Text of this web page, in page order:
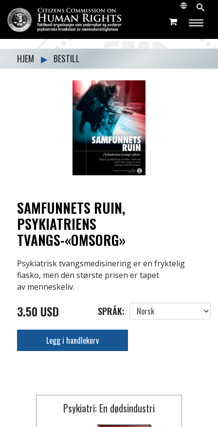
HJEM ▶ BESTILL
SAMFUNNETS RUIN,
PSYKIATRIENS
TVANGS-«OMSORG»
Psykiatrisk tvangsmedisinering er en fryktelig
fiasko, men den største prisen er tapet
av menneskeliv.
3.50 USD SPRÅK:
Legg i handlekurv
Psykiatri: En dødsindustri